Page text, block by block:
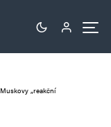
„reakční